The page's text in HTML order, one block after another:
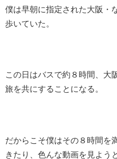
僕は早朝に指定された大阪・
歩いていた。
この日はバスで約８時間、大
旅を共にすることになる。
だからこそ僕はその８時間を
きたり、色んな動画を見よう